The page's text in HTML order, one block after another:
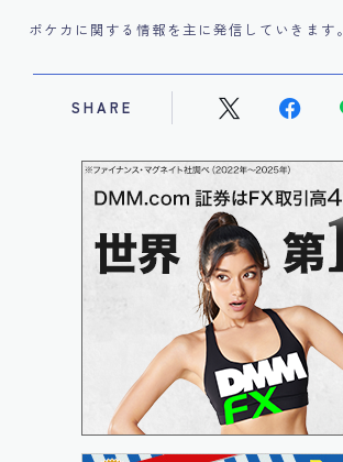
ポケカに関する情報を主に発信していきます。
SHARE